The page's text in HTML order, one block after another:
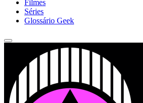
Filmes
Séries
Glossário Geek